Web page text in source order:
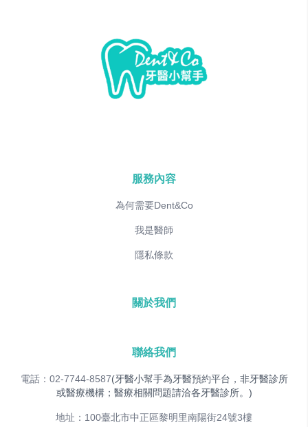
服務內容
為何需要Dent&Co
我是醫師
隱私條款
關於我們
聯絡我們
電話：02-7744-8587(牙醫小幫手為牙醫預約平台，非牙醫診所
或醫療機構；醫療相關問題請洽各牙醫診所。)
地址：100臺北市中正區黎明里南陽街24號3樓